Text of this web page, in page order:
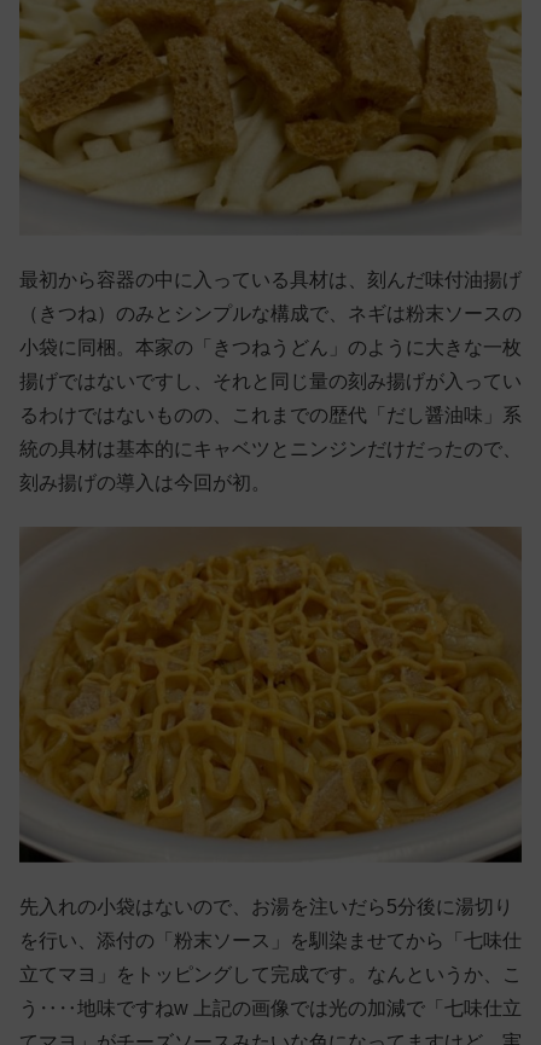
最初から容器の中に入っている具材は、刻んだ味付油揚げ
（きつね）のみとシンプルな構成で、ネギは粉末ソースの
小袋に同梱。本家の「きつねうどん」のように大きな一枚
揚げではないですし、それと同じ量の刻み揚げが入ってい
るわけではないものの、これまでの歴代「だし醤油味」系
統の具材は基本的にキャベツとニンジンだけだったので、
刻み揚げの導入は今回が初。
先入れの小袋はないので、お湯を注いだら5分後に湯切り
を行い、添付の「粉末ソース」を馴染ませてから「七味仕
立てマヨ」をトッピングして完成です。なんというか、こ
う‥‥地味ですねw 上記の画像では光の加減で「七味仕立